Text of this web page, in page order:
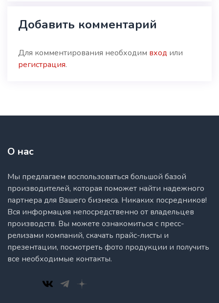
Добавить комментарий
Для комментирования необходим вход или
регистрация.
О нас
Мы предлагаем воспользоваться большой базой
производителей, которая поможет найти надежного
партнера для Вашего бизнеса. Никаких посредников!
Вся информация непосредственно от владельцев
производств. Вы можете ознакомиться с пресс-
релизами компаний, скачать прайс-листы и
презентации, посмотреть фото продукции и получить
все необходимые контакты.